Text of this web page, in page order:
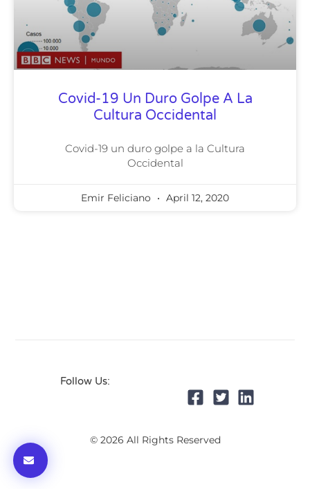
Covid-19 Un Duro Golpe A La
Cultura Occidental
Covid-19 un duro golpe a la Cultura
Occidental
Emir Feliciano April 12, 2020
Follow Us:
© 2026 All Rights Reserved